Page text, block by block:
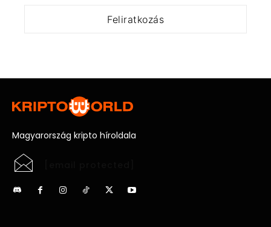
Magyarország kripto híroldala